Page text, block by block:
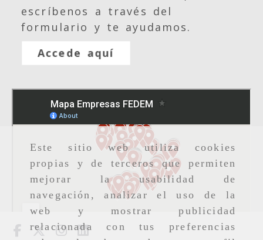
Este sitio web utiliza cookies
propias y de terceros que permiten
mejorar la usabilidad de
navegación, analizar el uso de la
web y mostrar publicidad
relacionada con tus preferencias
escríbenos a través del
formulario y te ayudamos.
Accede aquí